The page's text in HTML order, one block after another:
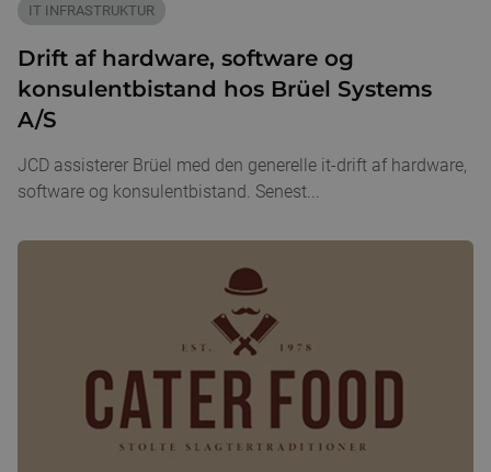
IT INFRASTRUKTUR
Drift af hardware, software og
konsulentbistand hos Brüel Systems
A/S
JCD assisterer Brüel med den generelle it-drift af hardware,
software og konsulentbistand. Senest...